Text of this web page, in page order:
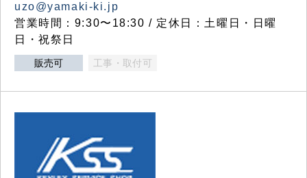
uzo@yamaki-ki.jp
営業時間：9:30〜18:30 / 定休日：土曜日・日曜
日・祝祭日
販売可 工事・取付可